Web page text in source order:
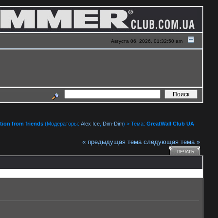
Августа 06, 2026, 01:32:50 am
from friends (Модераторы: Alex Ice Dim-Dim) > Тема: GreatWall Club UA
« предыдущая тема следующая тема »
ПЕЧАТЬ